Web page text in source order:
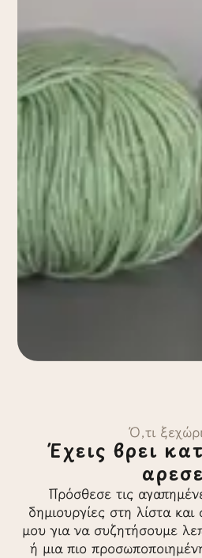
Ό,τι
Έχεις βρει
Πρόσθεσε τις
δημιουργίες στη λίστα και
μου για να συζητήσουμε
ή μια πιο